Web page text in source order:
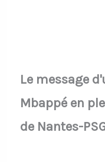
Le message
Mbappé en
de Nantes-